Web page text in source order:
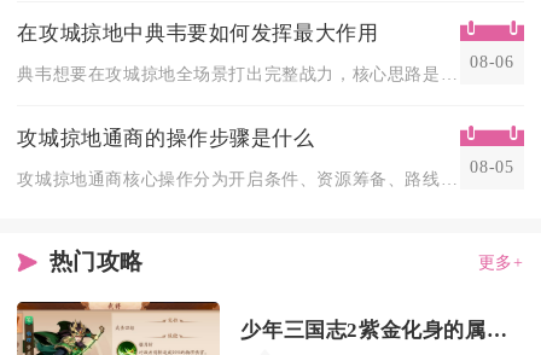
在攻城掠地中典韦要如何发挥最大作用
典韦想要在攻城掠地全场景打出完整战力，核心思路是依托铁卫嘲讽...
08-06
攻城掠地通商的操作步骤是什么
08-05
热门攻略 更多+
少年三国志2紫金化身的属性如何提升